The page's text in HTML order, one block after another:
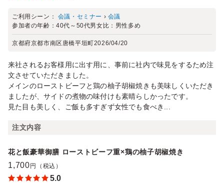
ご利用シーン： 会議・セミナー › 会議
参加者の年齢：40代～50代男女比： 男性多め
京都府京都市南区唐橋平垣町2026/04/20
来社されるお客様用に出す用に、事前に社内で味見をするため注
文させていただきました。
メインのローストビーフと鶏の柚子胡椒焼きも美味しくいただき
ましたが、サイドの煮物の味付けも素晴らしかったです。
見た目も美しく、ご飯も多すぎず女性でも食べき...
注文内容
花と飯豪華御膳 ローストビーフ重×鶏の柚子胡椒焼き
1,700 円（税込）
5.0